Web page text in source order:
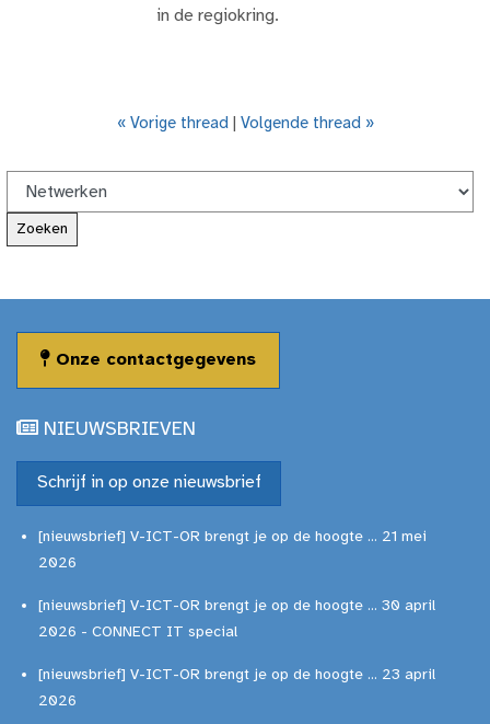
in de regiokring.
« Vorige thread| Volgende thread »
Onze contactgegevens
NIEUWSBRIEVEN
Schrijf in op onze nieuwsbrief
[nieuwsbrief] V-ICT-OR brengt je op de hoogte ... 21 mei
2026
[nieuwsbrief] V-ICT-OR brengt je op de hoogte ... 30 april
2026 - CONNECT IT special
[nieuwsbrief] V-ICT-OR brengt je op de hoogte ... 23 april
2026